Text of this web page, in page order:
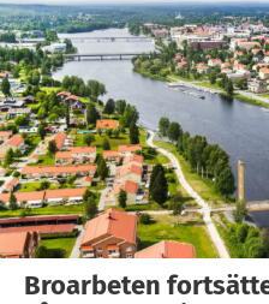
Broarbeten